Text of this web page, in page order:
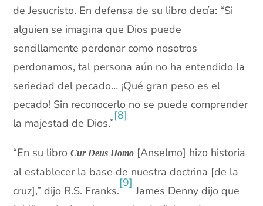
de Jesucristo. En defensa de su libro decía: “Si
alguien se imagina que Dios puede
sencillamente perdonar como nosotros
perdonamos, tal persona aún no ha entendido la
seriedad del pecado… ¡Qué gran peso es el
pecado! Sin reconocerlo no se puede comprender
la majestad de Dios.”
[8]
“En su libroCur Deus Homo [Anselmo] hizo historia
al establecer la base de nuestra doctrina [de la
cruz],” dijo R.S. Franks.
[9]
James Denny dijo que